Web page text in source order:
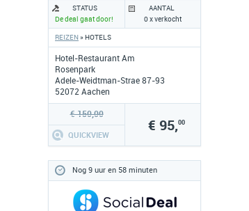
Hotel-Restaurant Am
Rosenpark
Adele-Weidtman-Strae 87-93
52072 Aachen
www.hotel-rosenpark-
laurensberg.de
REIZEN» HOTELS
STATUS
De deal gaat door!
AANTAL
0 x verkocht
€ 150,00
QUICKVIEW
€ 95,00
Nog 9 uur en 58 minuten